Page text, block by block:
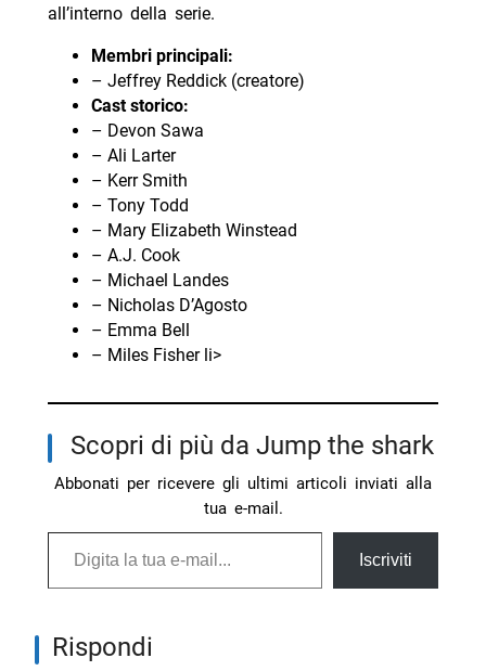
all’interno della serie.
Membri principali:
– Jeffrey Reddick (creatore)
Cast storico:
– Devon Sawa
– Ali Larter
– Kerr Smith
– Tony Todd
– Mary Elizabeth Winstead
– A.J. Cook
– Michael Landes
– Nicholas D’Agosto
– Emma Bell
– Miles Fisher li>
Scopri di più da Jump the shark
Abbonati per ricevere gli ultimi articoli inviati alla
tua e-mail.
Digita la tua e-mail...
Iscriviti
Rispondi